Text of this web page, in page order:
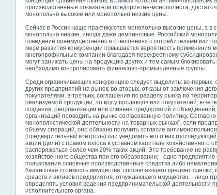
производственные показатели предприятия-монополиста,
монопольно высокие или монопольно низкие цены.
Сейчас в России чаще практикуются монопольно высокие цены, а в
монопольно низкие, иногда даже демпинговые. Российский
поведение преимущественно в отношениях с потребителями или
мере развития конкуренции повышается вероятность применения
многопрофильные компании благодаря перекрестному
могут занижать цены на продукцию других и тем самым блокировать
необходимо контролировать финансово-промышленные группы.
Среди ограничивающих конкуренцию следует выделить: во-первых,
других предприятий на рынок; во-вторых, отказы от заключения
покупателями; в-третьих, соглашения по разделу рынка по
реализуемой продукции, по кругу продавцов или покупателей; в-
создания, реорганизации или слияния предприятий и
организаций проводить на рынке согласованную политику.
монополистической деятельности на товарных рынках", если
объему операций, оно обязано получить согласие
(предварительный контроль) или уведомить его о них
акции (доли) с правом голоса в уставном капитале хозяйственного
распоряжаться более чем 20% таких акций. Это требование не
хозяйственного общества при его образовании; · одно
пользование основные производственные средства либо
балансовая стоимость имущества, составляющего предмет
средств и активов предприятия, отчуждающего имущество; · лицо
определять условия ведения предпринимательской деятельности
исполнительного органа.